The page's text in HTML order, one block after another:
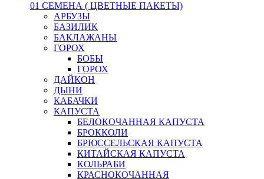
01 СЕМЕНА ( ЦВЕТНЫЕ ПАКЕТЫ)
АРБУЗЫ
БАЗИЛИК
БАКЛАЖАНЫ
ГОРОХ
БОБЫ
ГОРОХ
ДАЙКОН
ДЫНИ
КАБАЧКИ
КАПУСТА
БЕЛОКОЧАННАЯ КАПУСТА
БРОККОЛИ
БРЮССЕЛЬСКАЯ КАПУСТА
КИТАЙСКАЯ КАПУСТА
КОЛЬРАБИ
КРАСНОКОЧАННАЯ